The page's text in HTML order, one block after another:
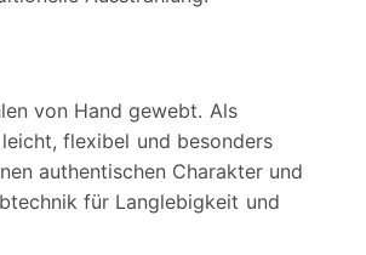
von Hand gewebt. Als
flexibel und besonders
authentischen Charakter und
für Langlebigkeit und